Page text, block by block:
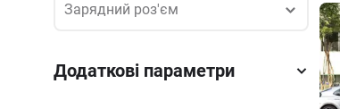
Зарядний роз'єм
Зарядний роз'єм
Додаткові параметри